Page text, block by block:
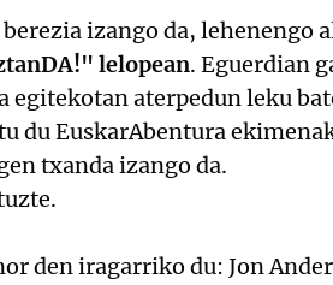
izango da, lehenengo
lelopean. Eguerdian
egitekotan aterpedun leku
du EuskarAbentura
txanda izango da.
den iragarriko du: Jon Ander